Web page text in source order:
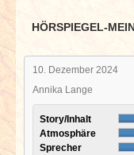
HÖRSPIEGEL-
10. Dezember 2024
Annika Lange
Story/Inhalt
Atmosphäre
Sprecher